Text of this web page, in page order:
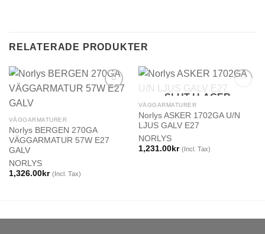
RELATERADE PRODUKTER
VÄGGARMATURER
Norlys BERGEN 270GA
VÄGGARMATUR 57W E27
GALV
NORLYS
1,326.00kr (Incl. Tax)
SLUT I LAGER
VÄGGARMATURER
Norlys ASKER 1702GA U/N
LJUS GALV E27
NORLYS
1,231.00kr (Incl. Tax)